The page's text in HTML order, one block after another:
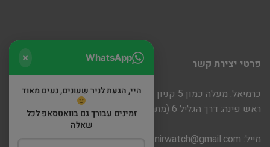
פרטי יצירת קשר
כרמיאל: מעלה כמון 5 קניון חוצות
ראש פינה: דרך הגליל 6 (מתחם שופינה)
מייל: nirwatch@gmail.com
WhatsApp
היי, הגעת לניר שעונים, נעים מאוד
זמינים עבורך גם בוואטסאפ לכל
שאלה